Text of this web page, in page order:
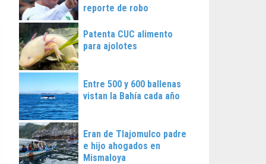
reporte de robo
Patenta CUC alimento
para ajolotes
Entre 500 y 600 ballenas
vistan la Bahía cada año
Eran de Tlajomulco padre
e hijo ahogados en
Mismaloya